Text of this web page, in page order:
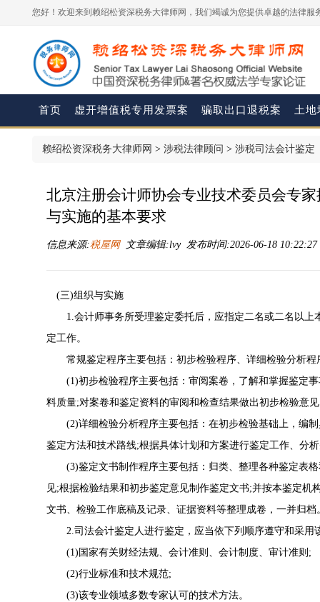
您好！欢迎来到赖绍松资深税务大律师网，我们竭诚为您提供卓越的法律服
首页 虚开增值税专用发票案 骗取出口退税案 土地
赖绍松资深税务大律师网 > 涉税法律顾问 > 涉税司法会计鉴定
北京注册会计师协会专业技术委员会专
与实施的基本要求
信息来源:税屋网文章编辑:lvy 发布时间:2026-06-18
(三)组织与实施
1.会计师事务所受理鉴定委托后，应指定二名或二名以上
定工作。
常规鉴定程序主要包括：初步检验程序、详细检验分析程
(1)初步检验程序主要包括：审阅案卷，了解和掌握鉴定事
料质量;对案卷和鉴定资料的审阅和检查结果做出初步检验意
(2)详细检验分析程序主要包括：在初步检验基础上，编制
鉴定方法和技术路线;根据具体计划和方案进行鉴定工作、分
(3)鉴定文书制作程序主要包括：归类、整理各种鉴定表格
见;根据检验结果和初步鉴定意见制作鉴定文书;并按本鉴定
文书、检验工作底稿及记录、证据资料等整理成卷，一并归档
2.司法会计鉴定人进行鉴定，应当依下列顺序遵守和采用
(1)国家有关财经法规、会计准则、会计制度、审计准则;
(2)行业标准和技术规范;
(3)该专业领域多数专家认可的技术方法。